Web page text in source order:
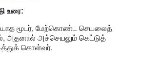
உரை:
மூடர், மேற்கொண்ட செயலைத்
அதனால் அச்செயலும் கெட்டுத்
கொள்வர்.